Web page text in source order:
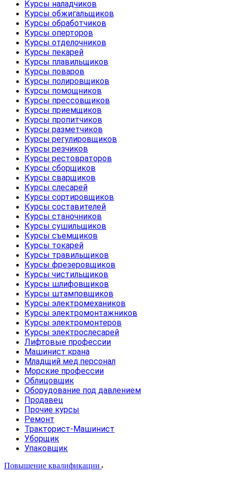
Курсы наладчиков
Курсы обжигальщиков
Курсы обработчиков
Курсы оперторов
Курсы отделочников
Курсы пекарей
Курсы плавильщиков
Курсы поваров
Курсы полировщиков
Курсы помощников
Курсы прессовщиков
Курсы приемщиков
Курсы пропитчиков
Курсы разметчиков
Курсы регулировщиков
Курсы резчиков
Курсы рестовраторов
Курсы сборщиков
Курсы сварщиков
Курсы слесарей
Курсы сортировщиков
Курсы составителей
Курсы станочников
Курсы сушильщиков
Курсы съемщиков
Курсы токарей
Курсы травильщиков
Курсы фрезеровщиков
Курсы чистильщиков
Курсы шлифовщиков
Курсы штамповщиков
Курсы электромехаников
Курсы электромонтажников
Курсы электромонтеров
Курсы электрослесарей
Лифтовые профессии
Машинист крана
Младщий мед.персонал
Морские профессии
Облицовщик
Оборудование под давлением
Продавец
Прочие курсы
Ремонт
Тракторист-Машинист
Уборщик
Упаковщик
Повышение квалификации